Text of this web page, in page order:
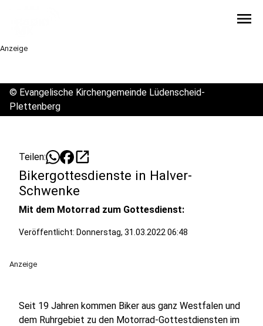
menu
Anzeige
© Evangelische Kirchengemeinde Lüdenscheid-
Plettenberg
Teilen: open_in_new
Bikergottesdienste in Halver-
Schwenke
Mit dem Motorrad zum Gottesdienst:
Veröffentlicht: Donnerstag, 31.03.2022 06:48
Anzeige
Seit 19 Jahren kommen Biker aus ganz Westfalen und
dem Ruhrgebiet zu den Motorrad-Gottestdiensten im